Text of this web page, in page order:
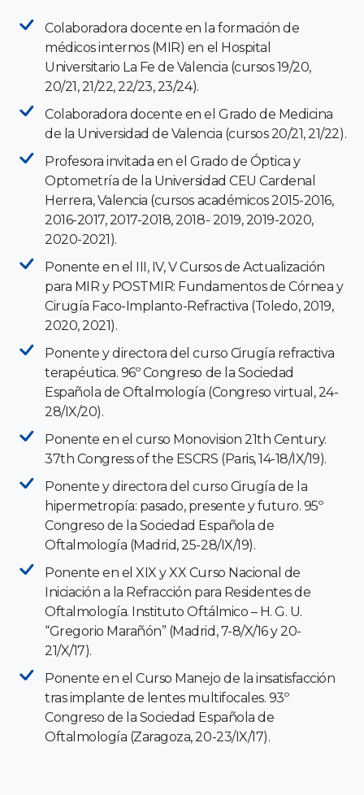
Colaboradora docente en la formación de
médicos internos (MIR) en el Hospital
Universitario La Fe de Valencia (cursos 19/20,
20/21, 21/22, 22/23, 23/24).
Colaboradora docente en el Grado de Medicina
de la Universidad de Valencia (cursos 20/21, 21/22).
Profesora invitada en el Grado de Óptica y
Optometría de la Universidad CEU Cardenal
Herrera, Valencia (cursos académicos 2015-2016,
2016-2017, 2017-2018, 2018- 2019, 2019-2020,
2020-2021).
Ponente en el III, IV, V Cursos de Actualización
para MIR y POSTMIR: Fundamentos de Córnea y
Cirugía Faco-Implanto-Refractiva (Toledo, 2019,
2020, 2021).
Ponente y directora del curso Cirugía refractiva
terapéutica. 96º Congreso de la Sociedad
Española de Oftalmología (Congreso virtual, 24-
28/IX/20).
Ponente en el curso Monovision 21th Century.
37th Congress of the ESCRS (Paris, 14-18/IX/19).
Ponente y directora del curso Cirugía de la
hipermetropía: pasado, presente y futuro. 95º
Congreso de la Sociedad Española de
Oftalmología (Madrid, 25-28/IX/19).
Ponente en el XIX y XX Curso Nacional de
Iniciación a la Refracción para Residentes de
Oftalmología. Instituto Oftálmico – H. G. U.
“Gregorio Marañón” (Madrid, 7-8/X/16 y 20-
21/X/17).
Ponente en el Curso Manejo de la insatisfacción
tras implante de lentes multifocales. 93º
Congreso de la Sociedad Española de
Oftalmología (Zaragoza, 20-23/IX/17).